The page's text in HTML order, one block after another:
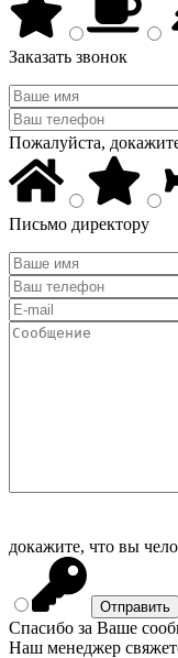
Заказать звонок
Пожалуйста,
Письмо директору
докажите, что вы
Спасибо за Ваше
Наш менеджер